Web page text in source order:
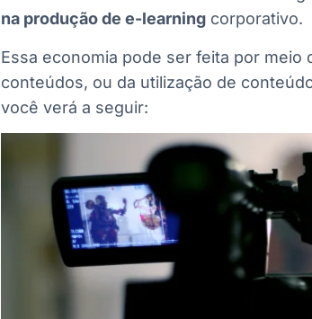
na produção de e-learningcorporativo.
Essa economia pode ser feita por meio
conteúdos, ou da utilização de
você verá a seguir: